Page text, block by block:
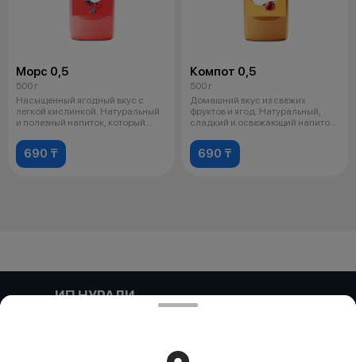
Морс 0,5
500 г
Насыщенный ягодный вкус с
легкой кислинкой. Натуральный
и полезный напиток, который
690 ₸
Компот 0,5
500 г
Домашний вкус из свежих
фруктов и ягод. Натуральный,
сладкий и освежающий напиток
690 ₸
ИП НУРАЛИ
CASPKZKA Номер счета:: KZ96722S000048199645